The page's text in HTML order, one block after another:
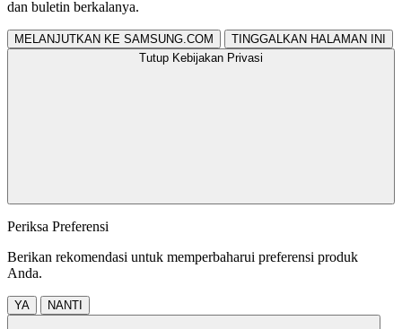
dan buletin berkalanya.
MELANJUTKAN KE SAMSUNG.COM
TINGGALKAN HALAMAN INI
Tutup Kebijakan Privasi
Periksa Preferensi
Berikan rekomendasi untuk memperbaharui preferensi produk
Anda.
YA NANTI